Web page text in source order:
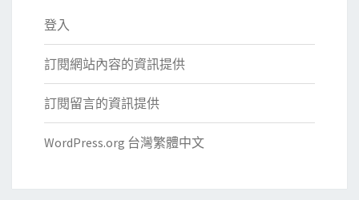
登入
訂閱網站內容的資訊提供
訂閱留言的資訊提供
WordPress.org 台灣繁體中文